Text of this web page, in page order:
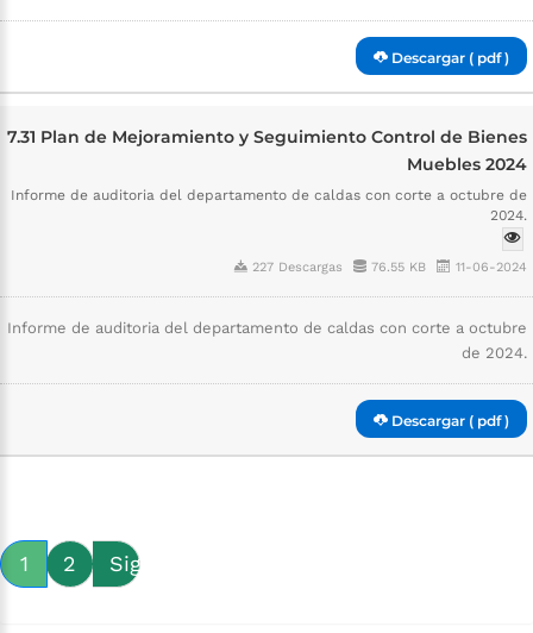
Descargar ( pdf )
7.31 Plan de Mejoramiento y Seguimiento Control de Bienes
Muebles 2024
Informe de auditoria del departamento de caldas con corte a octubre de
2024.
227 Descargas 76.55 KB 11-06-2024
Informe de auditoria del departamento de caldas con corte a octubre
de 2024.
Descargar ( pdf )
1 2 Siguiente